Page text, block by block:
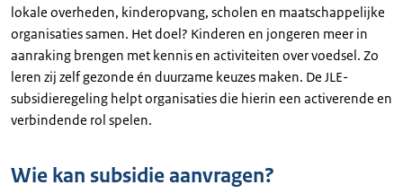
lokale overheden, kinderopvang, scholen en maatschappelijke
organisaties samen. Het doel? Kinderen en jongeren meer in
aanraking brengen met kennis en activiteiten over voedsel. Zo
leren zij zelf gezonde én duurzame keuzes maken. De JLE-
subsidieregeling helpt organisaties die hierin een activerende en
verbindende rol spelen.
Wie kan subsidie aanvragen?